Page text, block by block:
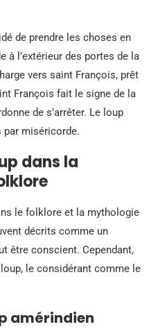
de prendre les choses en
à l’extérieur des portes de la
vers saint François, prêt
François fait le signe de la
de s’arrêter. Le loup
par miséricorde.
dans la
le folklore et la mythologie
décrits comme un
être conscient. Cependant,
le considérant comme le
amérindien